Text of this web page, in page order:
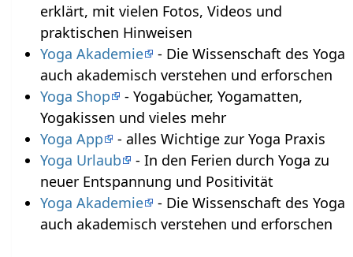
erklärt, mit vielen Fotos, Videos und
praktischen Hinweisen
Yoga Akademie
- Die Wissenschaft des Yoga
auch akademisch verstehen und erforschen
Yoga Shop
- Yogabücher, Yogamatten,
Yogakissen und vieles mehr
Yoga App
- alles Wichtige zur Yoga Praxis
Yoga Urlaub
- In den Ferien durch Yoga zu
neuer Entspannung und Positivität
Yoga Akademie
- Die Wissenschaft des Yoga
auch akademisch verstehen und erforschen